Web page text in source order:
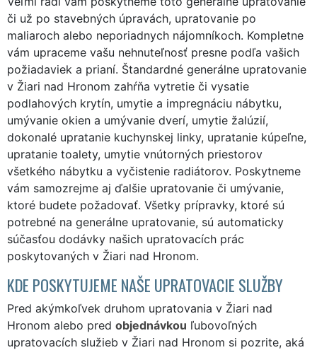
či už po stavebných úpravách, upratovanie po
maliaroch alebo neporiadnych nájomníkoch. Kompletne
vám upraceme vašu nehnuteľnosť presne podľa vašich
požiadaviek a prianí. Štandardné generálne upratovanie
v Žiari nad Hronom zahŕňa vytretie či vysatie
podlahových krytín, umytie a impregnáciu nábytku,
umývanie okien a umývanie dverí, umytie žalúzií,
dokonalé upratanie kuchynskej linky, upratanie kúpeľne,
upratanie toalety, umytie vnútorných priestorov
všetkého nábytku a vyčistenie radiátorov. Poskytneme
vám samozrejme aj ďalšie upratovanie či umývanie,
ktoré budete požadovať. Všetky prípravky, ktoré sú
potrebné na generálne upratovanie, sú automaticky
súčasťou dodávky našich upratovacích prác
poskytovaných v Žiari nad Hronom.
KDE POSKYTUJEME NAŠE UPRATOVACIE SLUŽBY
Pred akýmkoľvek druhom upratovania v Žiari nad
Hronom alebo pred objednávkou ľubovoľných
upratovacích služieb v Žiari nad Hronom si pozrite, aká